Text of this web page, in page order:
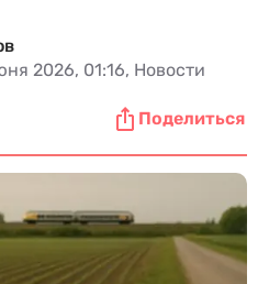
2026, 01:16, Новости
Поделиться